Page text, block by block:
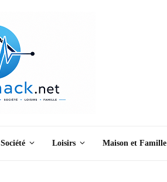
Société Loisirs Maison et Famille